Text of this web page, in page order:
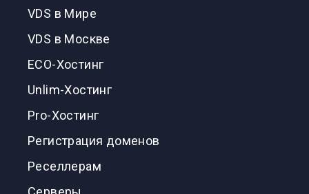
VDS в Мире
VDS в Москве
ECO-Хостинг
Unlim-Хостинг
Pro-Хостинг
Регистрация доменов
Реселлерам